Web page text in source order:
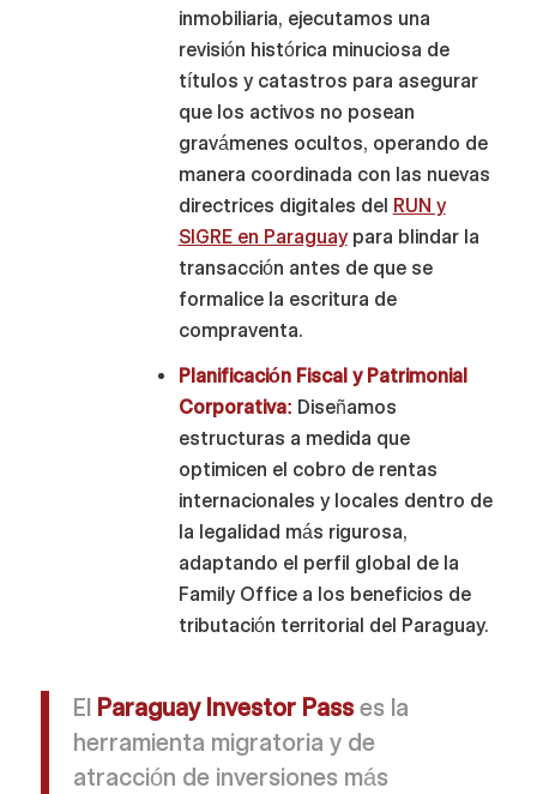
inmobiliaria, ejecutamos una
revisión histórica minuciosa de
títulos y catastros para asegurar
que los activos no posean
gravámenes ocultos, operando de
manera coordinada con las nuevas
directrices digitales del RUN y
SIGRE en Paraguaypara blindar la
transacción antes de que se
formalice la escritura de
compraventa.
Planificación Fiscal y Patrimonial
Corporativa: Diseñamos
estructuras a medida que
optimicen el cobro de rentas
internacionales y locales dentro de
la legalidad más rigurosa,
adaptando el perfil global de la
Family Office a los beneficios de
tributación territorial del Paraguay.
El Paraguay Investor Passes la
herramienta migratoria y de
atracción de inversiones más